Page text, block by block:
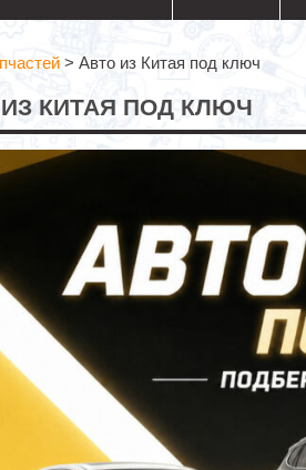
> Авто из Китая под ключ
КИТАЯ ПОД КЛЮЧ